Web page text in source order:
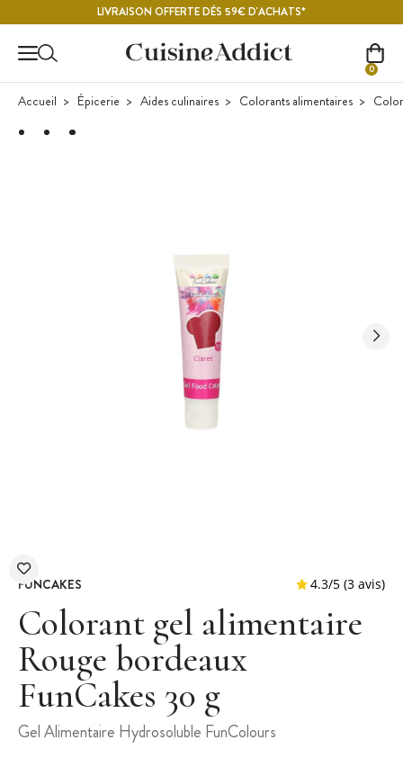
LIVRAISON OFFERTE DÈS 59€ D'ACHATS*
0
Accueil Épicerie Aides culinaires Colorants alimentaires
FUNCAKES
Colorant gel alimentaire
Rouge bordeaux
FunCakes 30 g
Gel Alimentaire Hydrosoluble FunColours